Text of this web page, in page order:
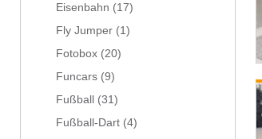
Eisenbahn (17)
Fly Jumper (1)
Fotobox (20)
Funcars (9)
Fußball
(31)
Fußball-Dart (4)